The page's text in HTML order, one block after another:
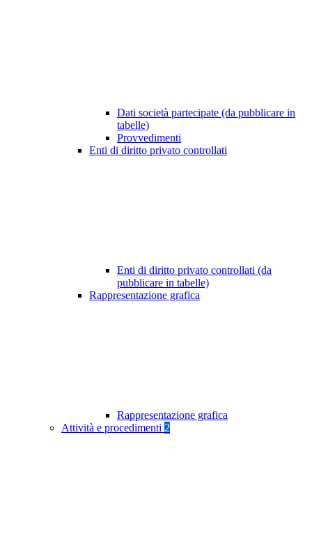
Dati società partecipate (da pubblicare in
tabelle)
Provvedimenti
Enti di diritto privato controllati
Enti di diritto privato controllati (da
pubblicare in tabelle)
Rappresentazione grafica
Rappresentazione grafica
Attività e procedimenti 2